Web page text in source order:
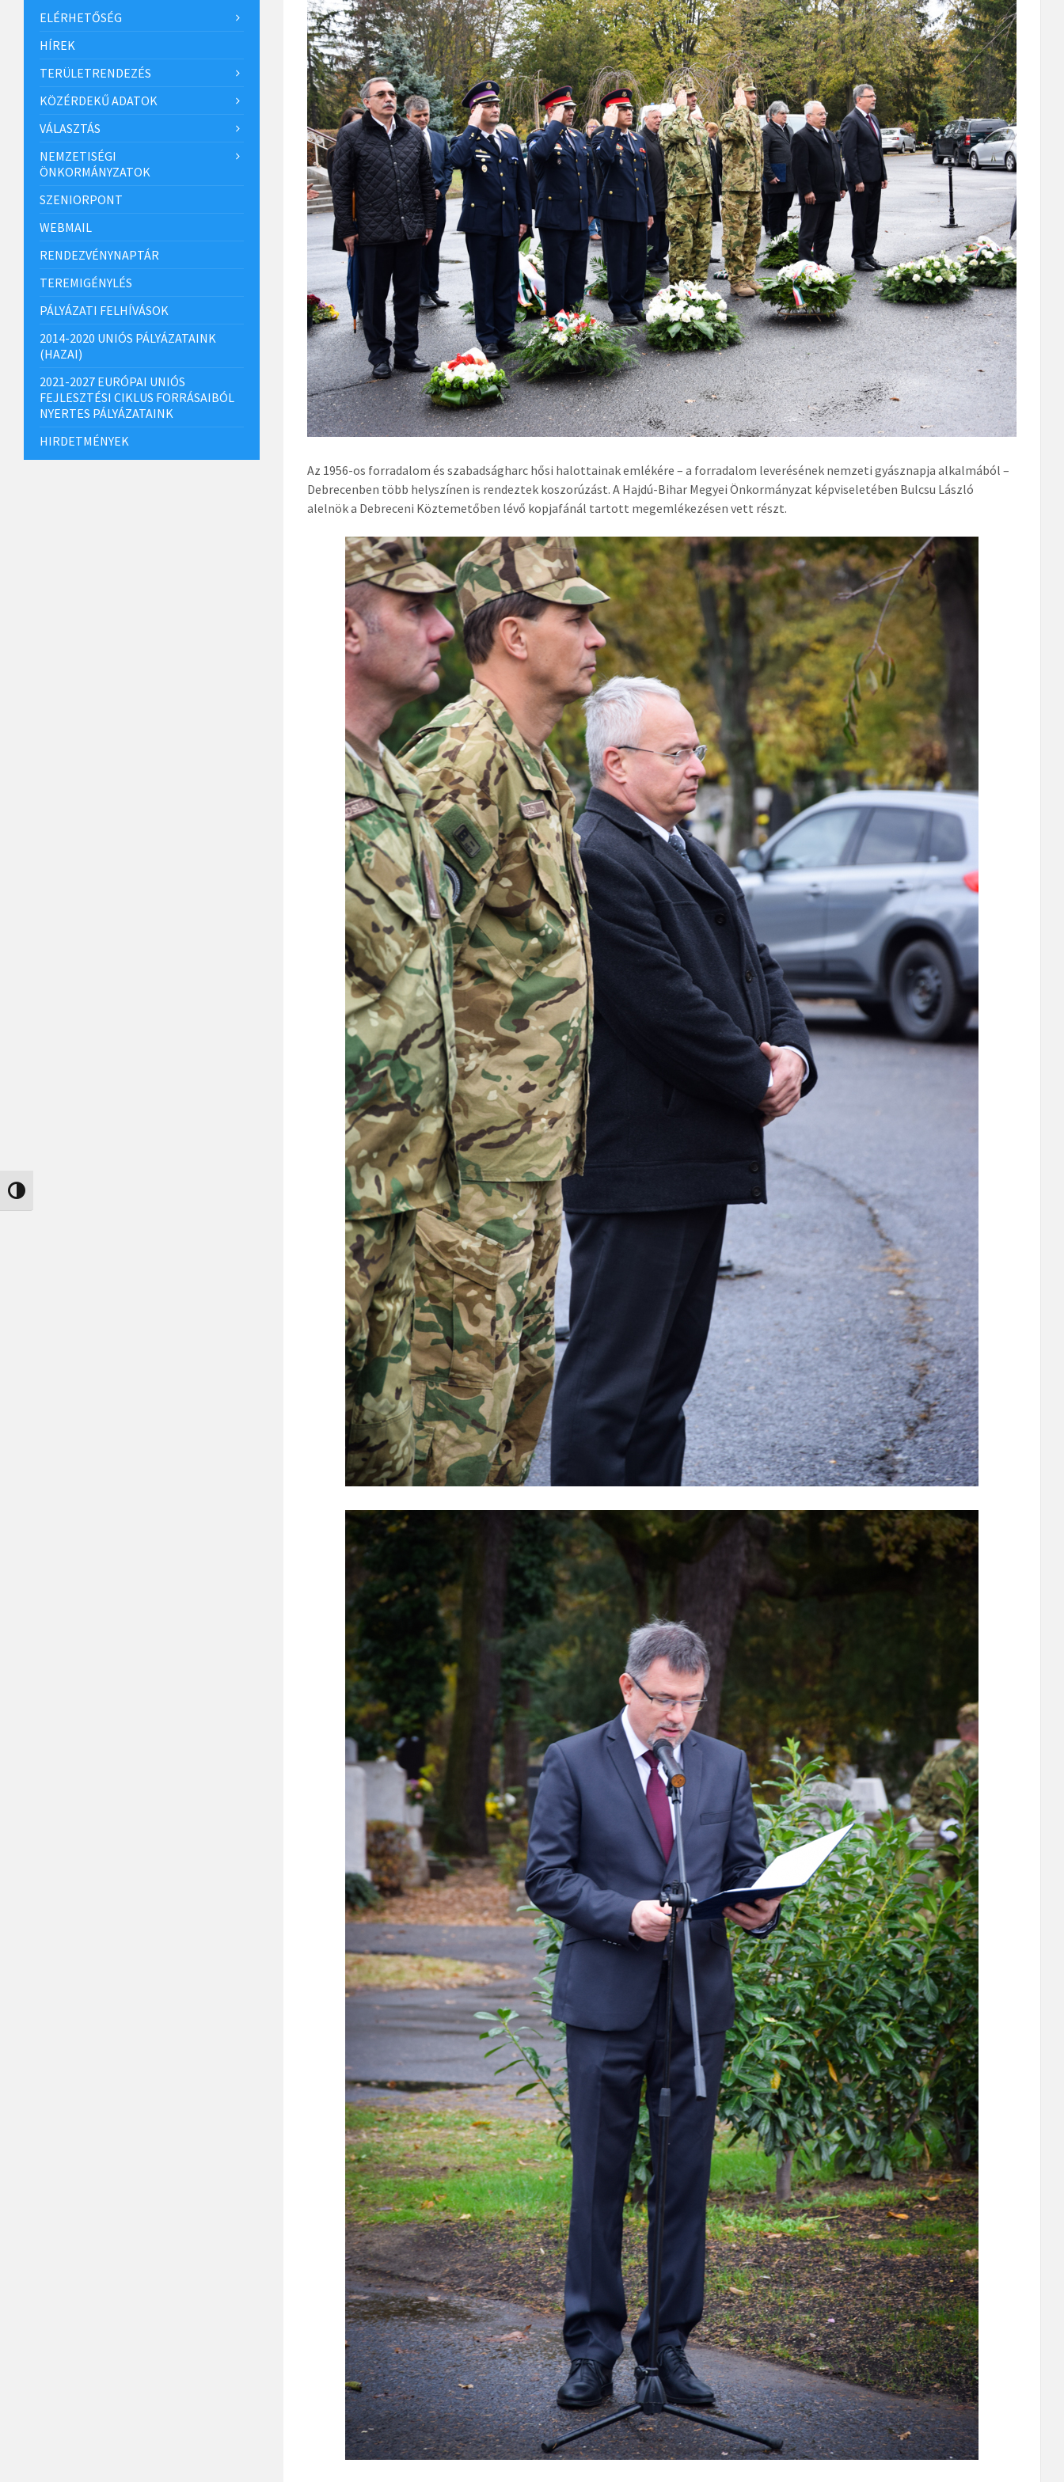
Nagy kontraszt váltása
Az 1956-os forradalom és szabadságharc hősi halottainak emlékére – a forradalom leverésének nemzeti gyásznapja alkalmából –
Debrecenben több helyszínen is rendeztek koszorúzást. A Hajdú-Bihar Megyei Önkormányzat képviseletében Bulcsu László
alelnök a Debreceni Köztemetőben lévő kopjafánál tartott megemlékezésen vett részt.
ELÉRHETŐSÉG
HÍREK
TERÜLETRENDEZÉS
KÖZÉRDEKŰ ADATOK
VÁLASZTÁS
NEMZETISÉGI
ÖNKORMÁNYZATOK
SZENIORPONT
WEBMAIL
RENDEZVÉNYNAPTÁR
TEREMIGÉNYLÉS
PÁLYÁZATI FELHÍVÁSOK
2014-2020 UNIÓS PÁLYÁZATAINK
(HAZAI)
2021-2027 EURÓPAI UNIÓS
FEJLESZTÉSI CIKLUS FORRÁSAIBÓL
NYERTES PÁLYÁZATAINK
HIRDETMÉNYEK